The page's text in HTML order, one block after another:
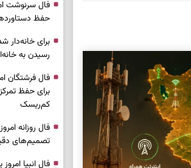
حفظ
برای خانه‌دار
رسیدن به
برای حفظ
کم‌ریسک
تصمیم‌های